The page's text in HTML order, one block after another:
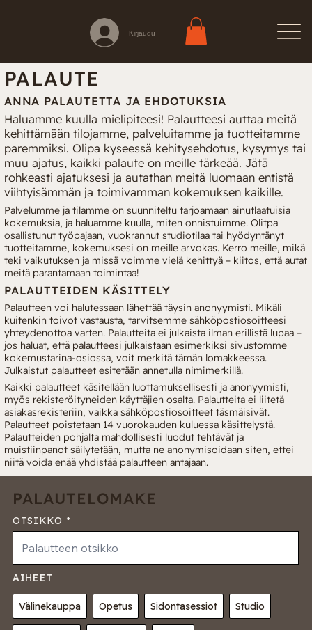
Kirjaudu
PALAUTE
ANNA PALAUTETTA JA EHDOTUKSIA
Haluamme kuulla mielipiteesi! Palautteesi auttaa meitä
kehittämään tilojamme, palveluitamme ja tuotteitamme
paremmiksi. Olipa kyseessä kehitysehdotus, kysymys tai
muu ajatus, kaikki palaute on meille tärkeää. Jätä
rohkeasti ajatuksesi ja autathan meitä luomaan entistä
viihtyisämmän ja toimivamman kokemuksen kaikille.
Palvelumme ja tilamme on suunniteltu tarjoamaan ainutlaatuisia
kokemuksia, ja haluamme kuulla, miten onnistuimme. Olitpa
osallistunut työpajaan, vuokrannut studiotilaa tai hyödyntänyt
tuotteitamme, kokemuksesi on meille arvokas. Kerro meille, mikä
teki vaikutuksen ja missä voimme vielä kehittyä – kiitos, että autat
meitä parantamaan toimintaa!
PALAUTTEIDEN KÄSITTELY
Palautteen voi halutessaan lähettää täysin anonyymisti. Mikäli
kuitenkin toivot vastausta, tarvitsemme sähköpostiosoitteesi
yhteydenottoa varten. Palautteita ei julkaista ilman erillistä lupaa –
jos haluat, että palautteesi julkaistaan esimerkiksi sivustomme
kokemustarina-osiossa, voit merkitä tämän lomakkeessa.
Julkaistut palautteet esitetään annetulla nimimerkillä.
Kaikki palautteet käsitellään luottamuksellisesti ja anonyymisti,
myös rekisteröityneiden käyttäjien osalta. Palautteita ei liitetä
asiakasrekisteriin, vaikka sähköpostiosoitteet täsmäisivät.
Palautteet poistetaan 14 vuorokauden kuluessa käsittelystä.
Palautteiden pohjalta mahdollisesti luodut tehtävät ja
muistiinpanot säilytetään, mutta ne anonymisoidaan siten, ettei
niitä voida enää yhdistää palautteen antajaan.
PALAUTELOMAKE
OTSIKKO
AIHEET
Välinekauppa Opetus Sidontasessiot Studio